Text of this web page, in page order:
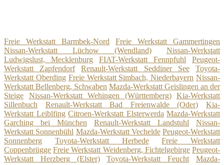
Freie Werkstatt Barmbek-Nord
Freie Werkstatt Gammertingen
Nissan-Werkstatt Lüchow (Wendland)
Nissan-Werkstatt
Ludwigslust, Mecklenburg
FIAT-Werkstatt Fennpfuhl
Peugeot-
Werkstatt Zapfendorf
Renault-Werkstatt Seddiner See
Toyota-
Werkstatt Oberding Freie Werkstatt Simbach, Niederbayern Nissan-
Werkstatt Bellenberg, Schwaben Mazda-Werkstatt Geislingen an der
Steige
Nissan-Werkstatt Wehingen (Württemberg)
Kia-Werkstatt
Sillenbuch
Renault-Werkstatt Bad Freienwalde (Oder)
Kia-
Werkstatt Leiblfing Citroen-Werkstatt Elsterwerda Mazda-Werkstatt
Garching bei München
Renault-Werkstatt Landstuhl
Nissan-
Werkstatt Sonnenbühl Mazda-Werkstatt Vechelde Peugeot-Werkstatt
Sonnenberg
Toyota-Werkstatt Herbede
Freie Werkstatt
Coppenbrügge Freie Werkstatt Weidenberg, Fichtelgebirge Peugeot-
Werkstatt Herzberg (Elster)
Toyota-Werkstatt Feucht
Mazda-